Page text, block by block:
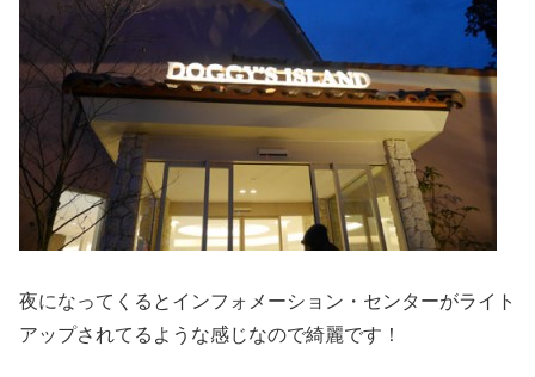
夜になってくるとインフォメーション・センターがライト
アップされてるような感じなので綺麗です！